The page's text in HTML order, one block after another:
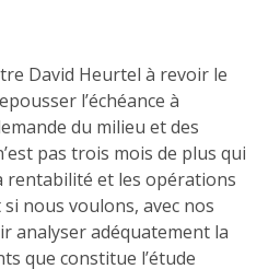
David Heurtel à revoir le
l’échéance à
du milieu et des
pas trois mois de plus qui
rentabilité et les opérations
nous voulons, avec nos
analyser adéquatement la
que constitue l’étude